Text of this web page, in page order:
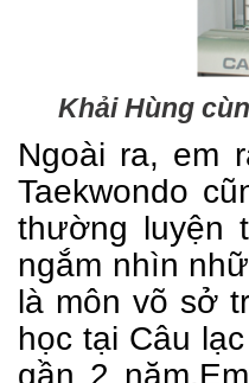
Khải Hùng
Ngoài ra, em
Taekwondo
thường luyện
ngắm nhìn
là môn võ sở
học tại Câu
gần 2